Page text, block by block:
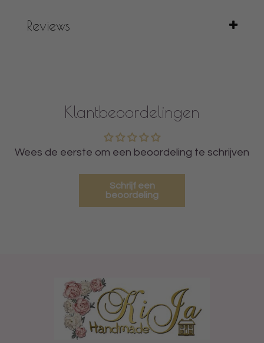
Reviews
Klantbeoordelingen
Wees de eerste om een beoordeling te schrijven
Schrijf een
beoordeling